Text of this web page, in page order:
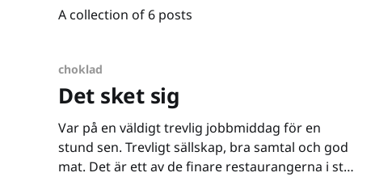
A collection of 6 posts
choklad
Det sket sig
Var på en väldigt trevlig jobbmiddag för en
stund sen. Trevligt sällskap, bra samtal och god
mat. Det är ett av de finare restaurangerna i stan